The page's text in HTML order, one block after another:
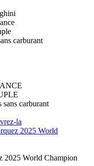
carburant
sans carburant
la
2025 World
2025 World Champion